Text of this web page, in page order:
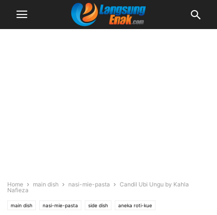
Home main dish nasi-mie-pasta
Candil Ubi Ungu by Kahla
Nafieza
main dish nasi-mie-pasta side dish aneka roti-kue